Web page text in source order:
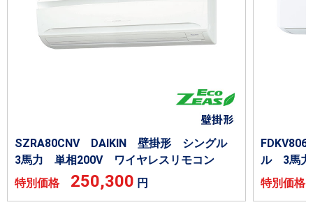
SZRA80CNV DAIKIN 壁掛形 シングル
3馬力 単相200V ワイヤレスリモコン
特別価格 250,300 円
ル 3馬力
特別価